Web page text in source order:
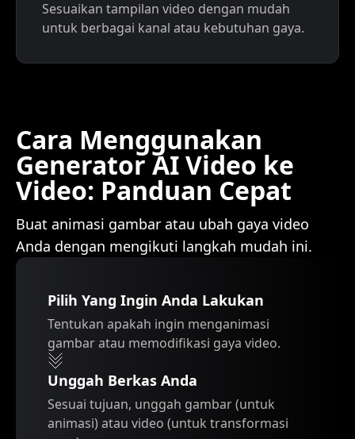
Sesuaikan tampilan video dengan mudah
untuk berbagai kanal atau kebutuhan gaya.
Cara Menggunakan
Generator AI Video ke
Video: Panduan Cepat
Buat animasi gambar atau ubah gaya video
Anda dengan mengikuti langkah mudah ini.
Pilih Yang Ingin Anda Lakukan
Tentukan apakah ingin menganimasi
gambar atau memodifikasi gaya video.
Unggah Berkas Anda
Sesuai tujuan, unggah gambar (untuk
animasi) atau video (untuk transformasi